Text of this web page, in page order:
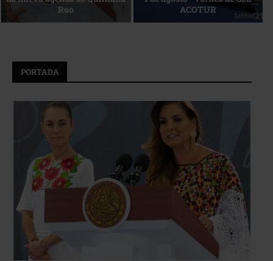
Reconocimiento de viajeros La esencia del servicio
PORTADA